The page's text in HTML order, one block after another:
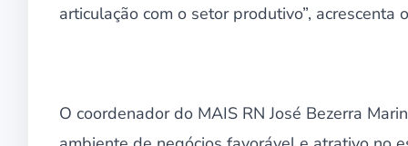
articulação com o setor produtivo”, acrescenta
O coordenador do MAIS RN José Bezerra